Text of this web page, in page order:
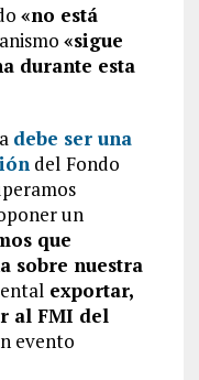
«no está
«sigue
durante esta
debe ser una
del Fondo
un
que
sobre nuestra
exportar,
al FMI del
evento